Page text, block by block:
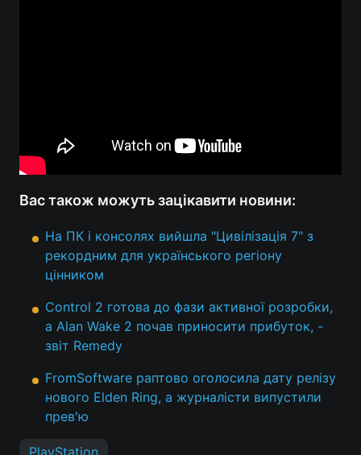
Вас також можуть зацікавити новини:
На ПК і консолях вийшла "Цивілізація 7" з
рекордним для українського регіону
цінником
Control 2 готова до фази активної розробки,
а Alan Wake 2 почав приносити прибуток, -
звіт Remedy
FromSoftware раптово оголосила дату релізу
нового Elden Ring, а журналісти випустили
прев'ю
PlayStation